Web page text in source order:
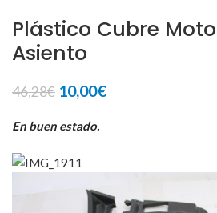
Plástico Cubre
Asiento
46,28€ El
original
46,28€.
10,00€El
En buen estado.